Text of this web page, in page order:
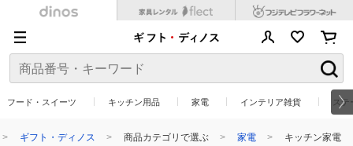
フード・スイーツ キッチン用品 家電 インテリア雑貨 ステ
ギフト・ディノス 商品カテゴリで選ぶ 家電 キッチン家電